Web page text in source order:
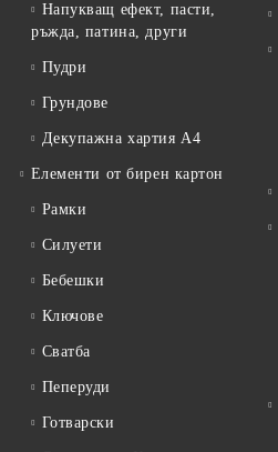
Напукващ ефект, пасти,
ръжда, патина, други
Пудри
Грундове
Декупажна хартия А4
Елементи от бирен картон
Рамки
Силуети
Бебешки
Ключове
Сватба
Пеперуди
Готварски